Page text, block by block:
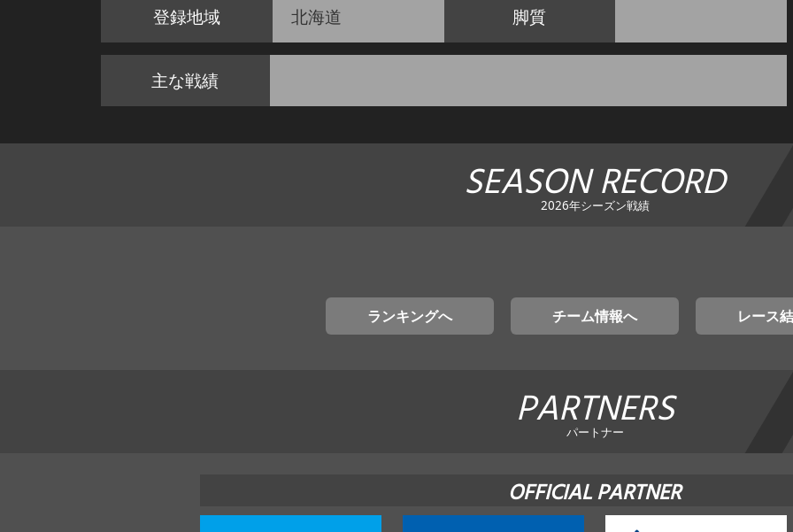
登録地域 北海道 脚質
主な戦績
SEASON RECORD
2026年シーズン戦績
ランキングへ チーム情報へ レース
PARTNERS
パートナー
OFFICIAL PARTNER